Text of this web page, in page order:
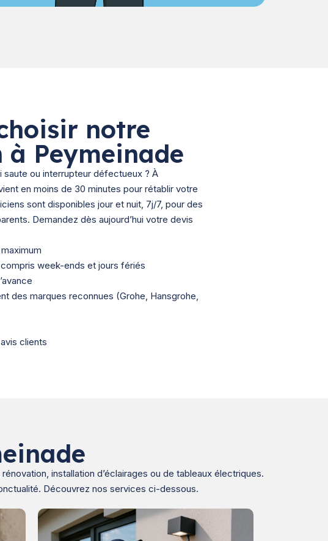
notre
Peymeinade
saute ou interrupteur défectueux ? À
en moins de 30 minutes pour rétablir votre
sont disponibles jour et nuit, 7j/7, pour des
Demandez dès aujourd’hui votre devis
week-ends et jours fériés
des marques reconnues (Grohe, Hansgrohe,
clients
installation d’éclairages ou de tableaux électriques.
Découvrez nos services ci-dessous.